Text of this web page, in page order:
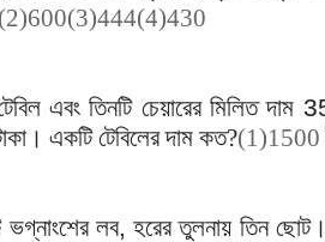
এবং তিনটি চেয়ারের মিলিত দাম
একটি টেবিলের দাম কত?(1)1500
ভগ্নাংশের লব, হরের তুলনায় তিন